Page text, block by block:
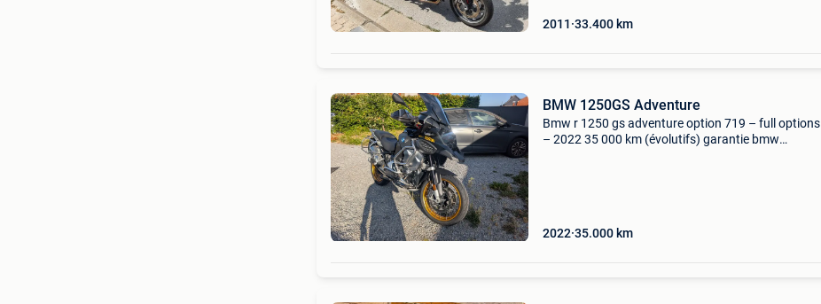
2011 33.400 km
BMW 1250GS Adventure
Bmw r 1250 gs adventure option 719 – full options
– 2022 35 000 km (évolutifs) garantie bmw
2022 35.000 km